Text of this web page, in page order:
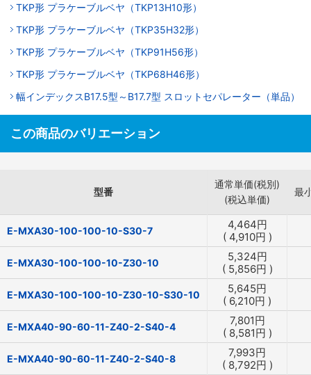
TKP形 プラケーブルベヤ（TKP13H10形）
TKP形 プラケーブルベヤ（TKP35H32形）
TKP形 プラケーブルベヤ（TKP91H56形）
TKP形 プラケーブルベヤ（TKP68H46形）
幅インデックスB17.5型～B17.7型 スロットセパレーター（単品）
この商品のバリエーション
型番
通常単価(税別)
(税込単価)
最
E-MXA30-100-100-10-S30-7 4,464円
( 4,910円 )
E-MXA30-100-100-10-Z30-10 5,324円
( 5,856円 )
E-MXA30-100-100-10-Z30-10-S30-10 5,645円
( 6,210円 )
E-MXA40-90-60-11-Z40-2-S40-4 7,801円
( 8,581円 )
E-MXA40-90-60-11-Z40-2-S40-8 7,993円
( 8,792円 )